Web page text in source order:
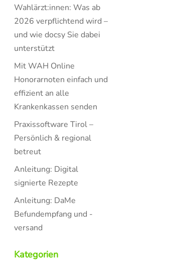
Wahlärzt:innen: Was ab
2026 verpflichtend wird –
und wie docsy Sie dabei
unterstützt
Mit WAH Online
Honorarnoten einfach und
effizient an alle
Krankenkassen senden
Praxissoftware Tirol –
Persönlich & regional
betreut
Anleitung: Digital
signierte Rezepte
Anleitung: DaMe
Befundempfang und -
versand
Kategorien